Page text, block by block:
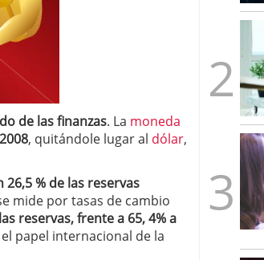
3 de octubre de 2025
de las finanzas. La moneda
, quitándole lugar al dólar,
26,5 % de las reservas
mide por tasas de cambio
reservas, frente a 65, 4% a
papel internacional de la